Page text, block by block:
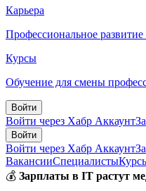
Карьера
Профессиональное
Курсы
Обучение для смены
Войти
Войти через Хабр Аккаунт
Войти
Войти через Хабр Аккаунт
ВакансииСпециалисты
💰 Зарплаты в IT растут